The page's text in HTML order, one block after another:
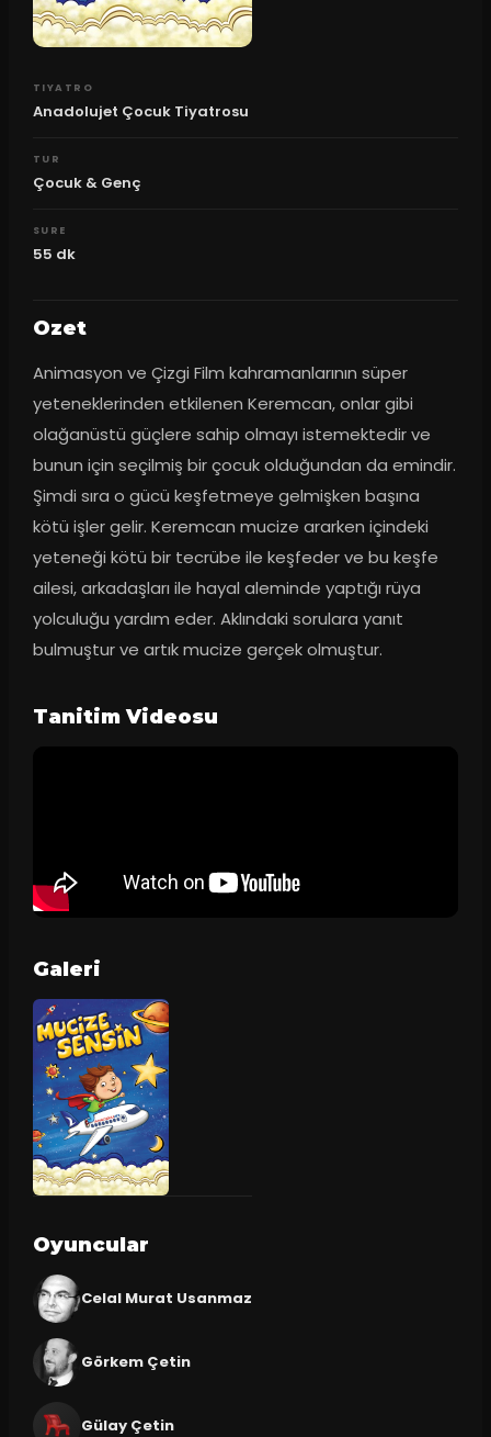
TIYATRO
Anadolujet Çocuk Tiyatrosu
TUR
Çocuk & Genç
SURE
55 dk
Ozet
Animasyon ve Çizgi Film kahramanlarının süper
yeteneklerinden etkilenen Keremcan, onlar gibi
olağanüstü güçlere sahip olmayı istemektedir ve
bunun için seçilmiş bir çocuk olduğundan da emindir.
Şimdi sıra o gücü keşfetmeye gelmişken başına
kötü işler gelir. Keremcan mucize ararken içindeki
yeteneği kötü bir tecrübe ile keşfeder ve bu keşfe
ailesi, arkadaşları ile hayal aleminde yaptığı rüya
yolculuğu yardım eder. Aklındaki sorulara yanıt
bulmuştur ve artık mucize gerçek olmuştur.
Tanitim Videosu
Galeri
Oyuncular
Celal Murat Usanmaz
Görkem Çetin
Gülay Çetin